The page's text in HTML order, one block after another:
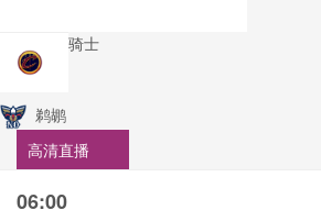
骑士
鹈鹕
高清直播
06:00